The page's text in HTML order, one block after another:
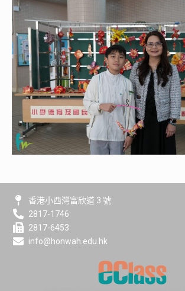
香港小西灣富欣道 3 號
2817-1746
2817-6453
info@honwah.edu.hk